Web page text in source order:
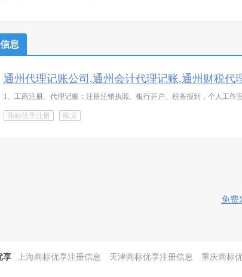
息
通州代理记账公司,通州会计代理记账,通州财税代
1、工商注册、代理记账：注册注销执照、银行开户、税务报到，个人工
商标优享注册 顺义
免费
享
上海商标优享注册信息 天津商标优享注册信息 重庆商标